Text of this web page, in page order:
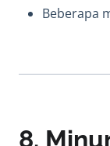
Beberapa
8.